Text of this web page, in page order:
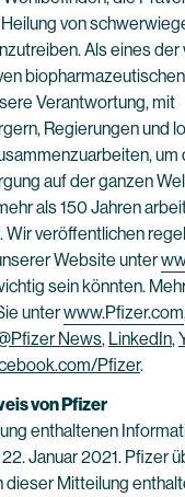
von
Als eines
Verantwortung, mit
Regierungen und
um
auf der ganzen
als 150 Jahren
veröffentlichen
Website unter
sein könnten.
unterwww.Pfizer.com
News, LinkedIn,
Pfizer.
von Pfizer
enthaltenen
Januar 2021. Pfizer
dieser Mitteilung